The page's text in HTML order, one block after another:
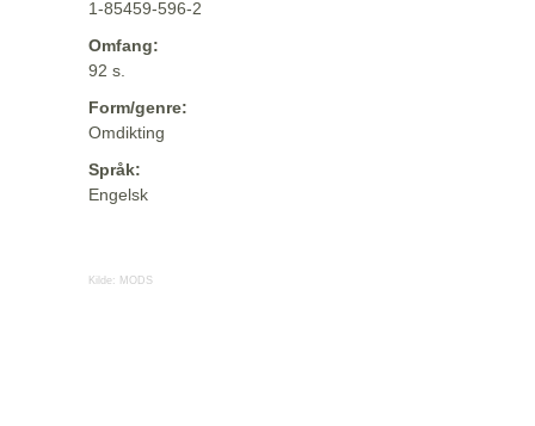
1-85459-596-2
Omfang:
92 s.
Form/genre:
Omdikting
Språk:
Engelsk
Kilde: MODS